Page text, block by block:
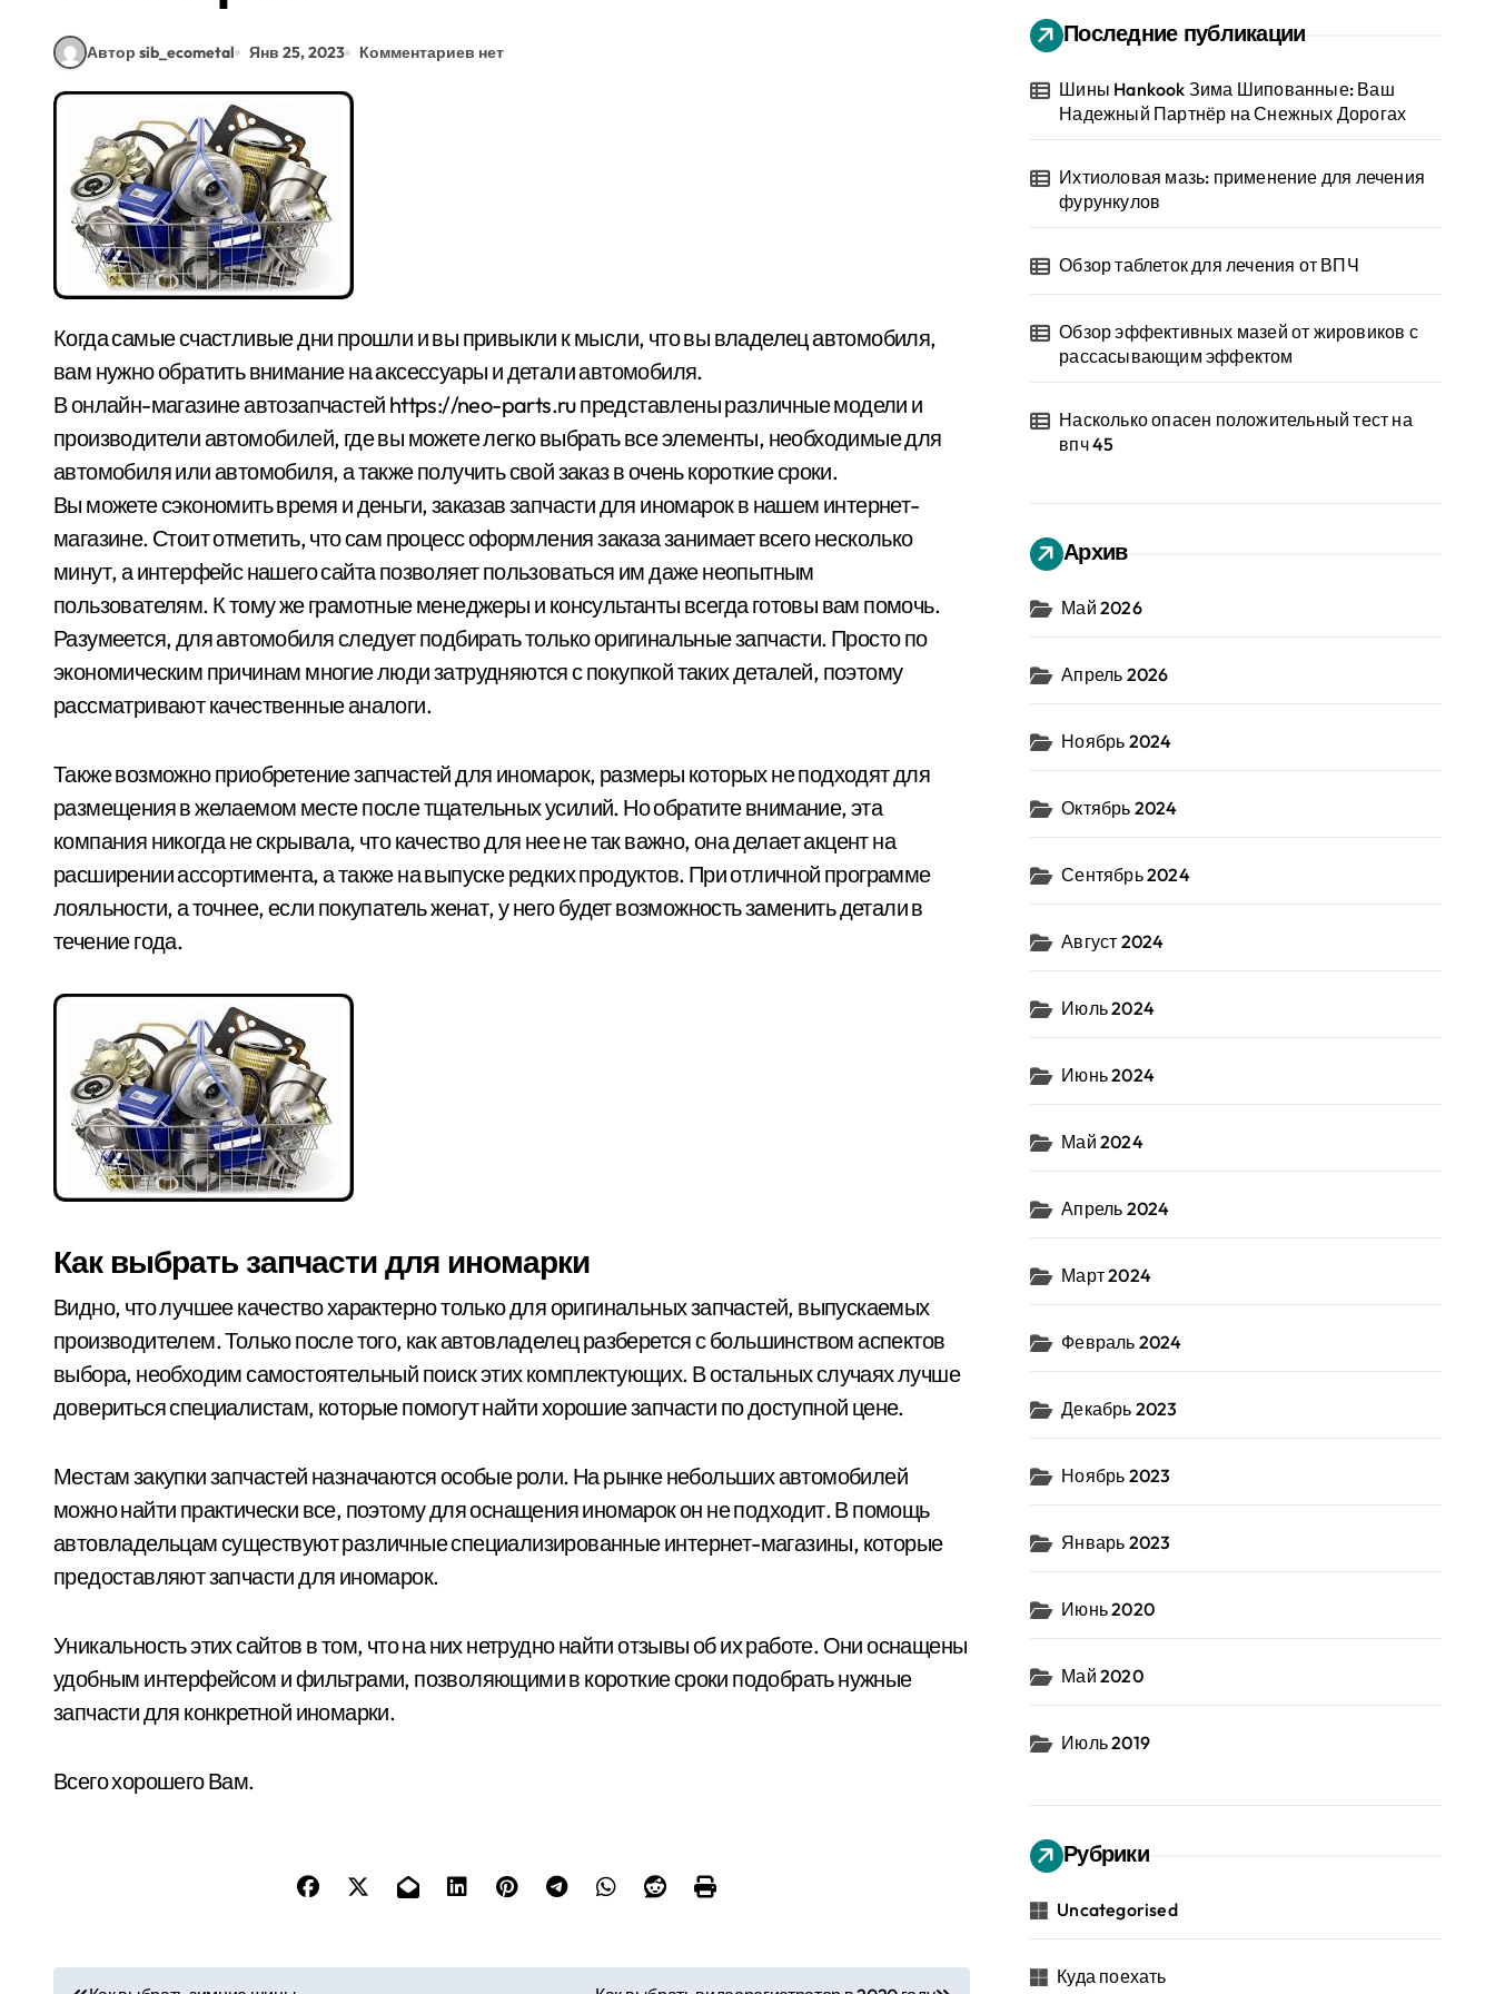
Автор sib_ecometal Янв 25, 2023 Комментариев нет
Когда самые счастливые дни прошли и вы привыкли к мысли, что вы владелец автомобиля,
вам нужно обратить внимание на аксессуары и детали автомобиля.
В онлайн-магазине автозапчастей https://neo-parts.ru представлены различные модели и
производители автомобилей, где вы можете легко выбрать все элементы, необходимые для
автомобиля или автомобиля, а также получить свой заказ в очень короткие сроки.
Вы можете сэкономить время и деньги, заказав запчасти для иномарок в нашем интернет-
магазине. Стоит отметить, что сам процесс оформления заказа занимает всего несколько
минут, а интерфейс нашего сайта позволяет пользоваться им даже неопытным
пользователям. К тому же грамотные менеджеры и консультанты всегда готовы вам помочь.
Разумеется, для автомобиля следует подбирать только оригинальные запчасти. Просто по
экономическим причинам многие люди затрудняются с покупкой таких деталей, поэтому
рассматривают качественные аналоги.
Также возможно приобретение запчастей для иномарок, размеры которых не подходят для
размещения в желаемом месте после тщательных усилий. Но обратите внимание, эта
компания никогда не скрывала, что качество для нее не так важно, она делает акцент на
расширении ассортимента, а также на выпуске редких продуктов. При отличной программе
лояльности, а точнее, если покупатель женат, у него будет возможность заменить детали в
течение года.
Как выбрать запчасти для иномарки
Видно, что лучшее качество характерно только для оригинальных запчастей, выпускаемых
производителем. Только после того, как автовладелец разберется с большинством аспектов
выбора, необходим самостоятельный поиск этих комплектующих. В остальных случаях лучше
довериться специалистам, которые помогут найти хорошие запчасти по доступной цене.
Местам закупки запчастей назначаются особые роли. На рынке небольших автомобилей
можно найти практически все, поэтому для оснащения иномарок он не подходит. В помощь
автовладельцам существуют различные специализированные интернет-магазины, которые
предоставляют запчасти для иномарок.
Уникальность этих сайтов в том, что на них нетрудно найти отзывы об их работе. Они оснащены
удобным интерфейсом и фильтрами, позволяющими в короткие сроки подобрать нужные
запчасти для конкретной иномарки.
Всего хорошего Вам.
Последние публикации
Шины Hankook Зима Шипованные: Ваш
Надежный Партнёр на Снежных Дорогах
Ихтиоловая мазь: применение для лечения
фурункулов
Обзор таблеток для лечения от ВПЧ
Обзор эффективных мазей от жировиков с
рассасывающим эффектом
Насколько опасен положительный тест на
впч 45
Архив
Май 2026
Апрель 2026
Ноябрь 2024
Октябрь 2024
Сентябрь 2024
Август 2024
Июль 2024
Июнь 2024
Май 2024
Апрель 2024
Март 2024
Февраль 2024
Декабрь 2023
Ноябрь 2023
Январь 2023
Июнь 2020
Май 2020
Июль 2019
Рубрики
Uncategorised
Куда поехать